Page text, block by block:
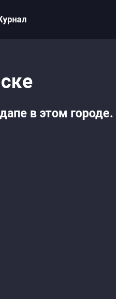
в этом